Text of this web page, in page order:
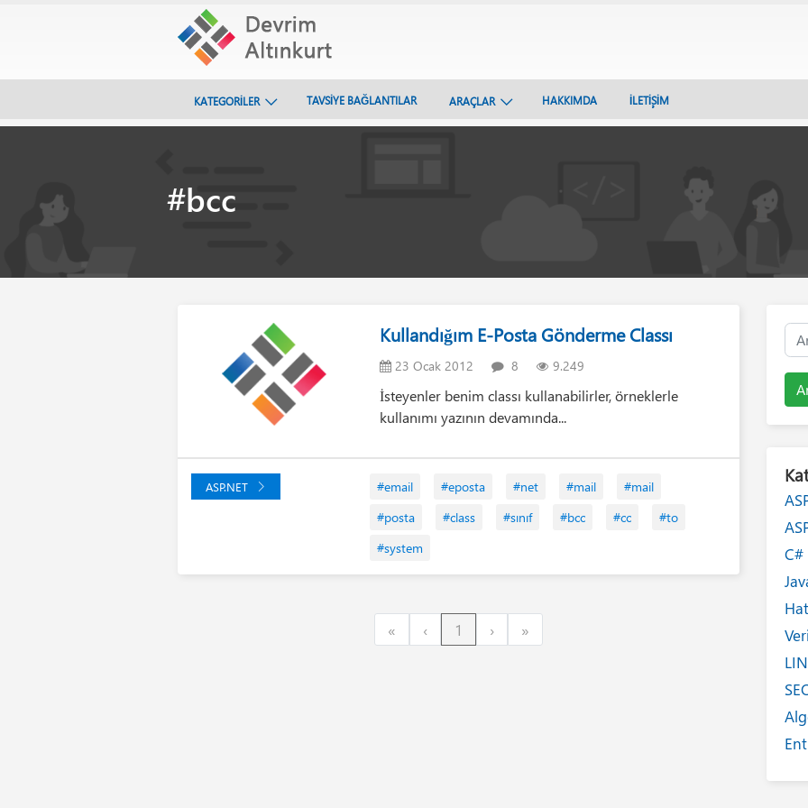
KATEGORİLER TAVSİYE BAĞLANTILAR ARAÇLAR HAKKIMDA İLETİŞİM
#bcc
Kullandığım E-Posta Gönderme Classı
23 Ocak 2012 8 9.249
İsteyenler benim classı kullanabilirler, örneklerle
kullanımı yazının devamında...
ASP.NET #email #eposta #net #mail
#mail
#posta
#class #sınıf #bcc #cc
#to
#system
« ‹Previous
1 ›Next»
C#